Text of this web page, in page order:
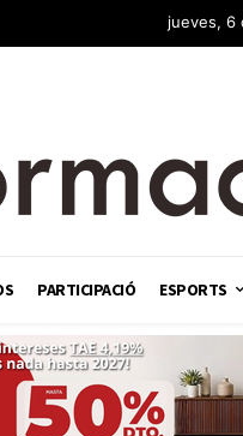
jueves, 6
PARTICIPACIÓ ESPORTS